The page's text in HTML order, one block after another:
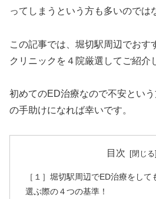
ってしまうという方も多いのでは
この記事では、堀切駅周辺でおす
クリニックを４院厳選してご紹介
初めてのED治療なので不安とい
の手助けになれば幸いです。
目次
［１］堀切駅周辺でED治療をし
選ぶ際の４つの基準！